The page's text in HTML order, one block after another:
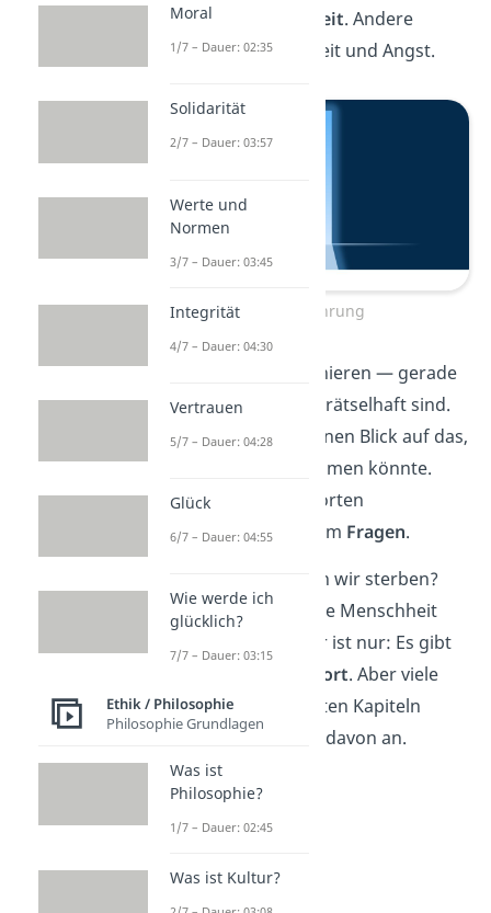
Gefühl von
Geborgenheit. Andere
berichten von Dunkelheit und Angst.
Nahtoderfahrung
Solche Erlebnisse faszinieren — gerade
weil sie so intensiv und rätselhaft sind.
Sie werfen scheinbar einen Blick auf das,
was nach dem Tod kommen könnte.
Doch statt klarer Antworten
hinterlassen sie vor allem Fragen.
Was also passiert, wenn wir sterben?
Diese Frage begleitet die Menschheit
seit Jahrhunderten. Klar ist nur: Es gibt
keine eindeutige Antwort. Aber viele
Theorien. In den nächsten Kapiteln
schauen wir uns einige davon an.
Moral
1/7 – Dauer: 02:35
Solidarität
2/7 – Dauer: 03:57
Werte und
Normen
3/7 – Dauer: 03:45
Integrität
4/7 – Dauer: 04:30
Vertrauen
5/7 – Dauer: 04:28
Glück
6/7 – Dauer: 04:55
Wie werde ich
glücklich?
7/7 – Dauer: 03:15
Ethik / Philosophie
Philosophie Grundlagen
Was ist
Philosophie?
1/7 – Dauer: 02:45
Was ist Kultur?